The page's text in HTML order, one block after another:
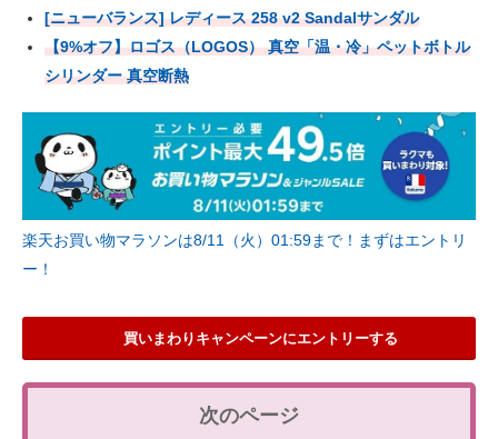
[ニューバランス] レディース 258 v2 Sandalサンダル
【9%オフ】ロゴス（LOGOS） 真空「温・冷」ペットボトル
シリンダー 真空断熱
楽天お買い物マラソンは8/11（火）01:59まで！まずはエントリ
ー！
買いまわりキャンペーンにエントリーする